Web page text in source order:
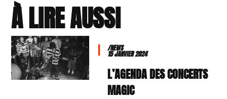
À LIRE AUSSI
/NEWS
15 JANVIER 2024
L’AGENDA DES CONCERTS
MAGIC